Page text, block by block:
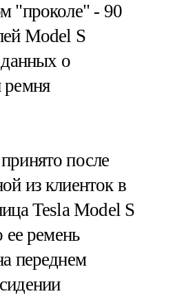
"проколе" - 90
Model S
данных о
ремня
после
из клиенток в
Tesla Model S
ее ремень
переднем